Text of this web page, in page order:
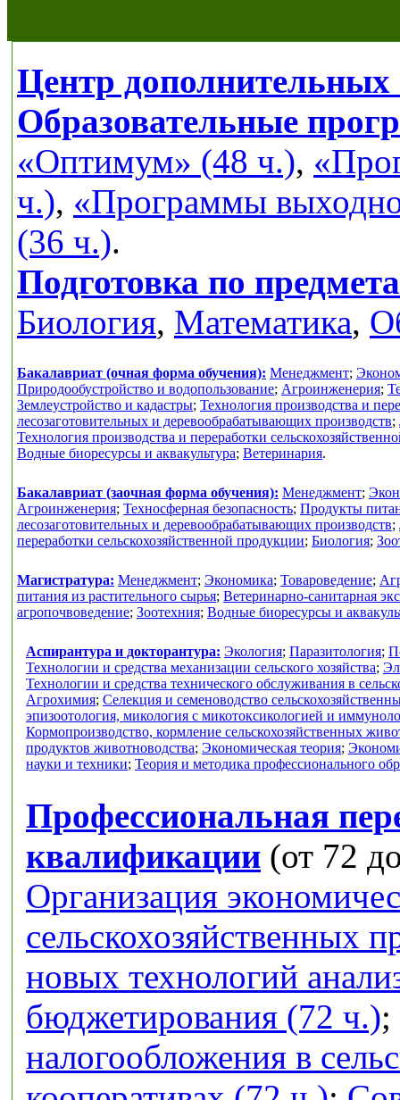
Центр дополнительных
Образовательные
«Оптимум» (48 ч.),
ч.), «Программы
(36 ч.).
Подготовка по
Биология, Математика,
Бакалавриат (очная форма обучения): Менеджмент;
Природообустройство и водопользование; Агроинженерия;
Землеустройство и кадастры; Технология производства и
лесозаготовительных и деревообрабатывающих производств;
Технология производства и переработки
Водные биоресурсы и аквакультура; Ветеринария.
Бакалавриат (заочная форма обучения): Менеджмент;
Агроинженерия; Техносферная безопасность; Продукты
лесозаготовительных и деревообрабатывающих производств;
переработки сельскохозяйственной продукции; Биология;
Магистратура: Менеджмент; Экономика; Товароведение;
питания из растительного сырья; Ветеринарно-санитарная
агропочвоведение; Зоотехния; Водные биоресурсы и
Аспирантура и докторантура: Экология; Паразитология;
Технологии и средства механизации сельского хозяйства;
Технологии и средства технического обслуживания в
Агрохимия; Селекция и семеноводство
эпизоотология, микология с микотоксикологией и
Кормопроизводство, кормление сельскохозяйственных
продуктов животноводства; Экономическая теория;
науки и техники; Теория и методика профессионального
Профессиональная
квалификации (от 72
Организация
сельскохозяйственных
новых технологий
бюджетирования (72 ч.);
налогообложения в